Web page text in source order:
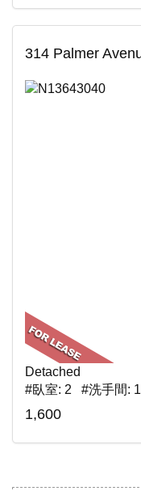
Detached
#臥室: 2 #洗手間: 1
1,600